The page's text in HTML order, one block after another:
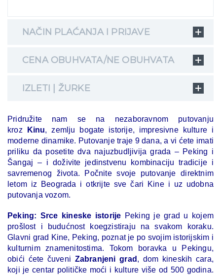
NAČIN PLAĆANJA I PRIJAVE
CENA OBUHVATA/NE OBUHVATA
IZLETI | ŽURKE
Pridružite nam se na nezaboravnom putovanju
kroz
Kinu, zemlju bogate istorije, impresivne kulture i
moderne dinamike. Putovanje traje 9 dana, a vi ćete imati
priliku da posetite dva najuzbudljivija grada – Peking i
Šangaj – i doživite jedinstvenu kombinaciju tradicije i
savremenog života. Počnite svoje putovanje direktnim
letom iz Beograda i otkrijte sve čari Kine i uz udobna
putovanja vozom.
Peking: Srce kineske istorije Peking je grad u kojem
prošlost i budućnost koegzistiraju na svakom koraku.
Glavni grad Kine, Peking, poznat je po svojim istorijskim i
kulturnim znamenitostima. Tokom boravka u Pekingu,
obići ćete čuveni Zabranjeni grad , dom kineskih cara,
koji je centar političke moći i kulture više od 500 godina.